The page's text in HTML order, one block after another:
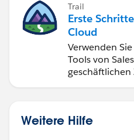
Trail
Erste
Cloud
Verwenden
Tools von
geschäftlichen
Weitere Hilfe